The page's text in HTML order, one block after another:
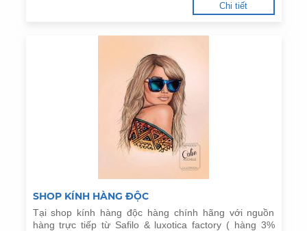
Chi tiết
SHOP KÍNH HÀNG ĐỘC
Tại shop kính hàng độc hàng chính hãng với nguồn
hàng trực tiếp từ Safilo & luxotica factory ( hàng 3%